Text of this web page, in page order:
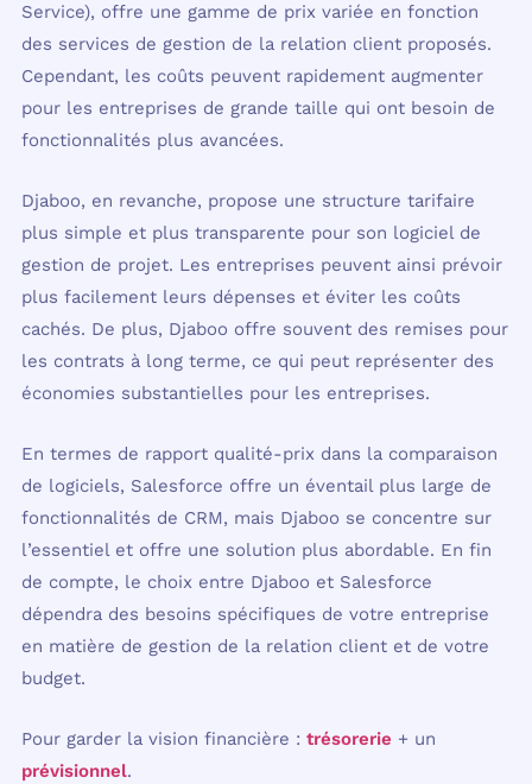
Service), offre une gamme de prix variée en fonction
des services de gestion de la relation client proposés.
Cependant, les coûts peuvent rapidement augmenter
pour les entreprises de grande taille qui ont besoin de
fonctionnalités plus avancées.
Djaboo, en revanche, propose une structure tarifaire
plus simple et plus transparente pour son logiciel de
gestion de projet. Les entreprises peuvent ainsi prévoir
plus facilement leurs dépenses et éviter les coûts
cachés. De plus, Djaboo offre souvent des remises pour
les contrats à long terme, ce qui peut représenter des
économies substantielles pour les entreprises.
En termes de rapport qualité-prix dans la comparaison
de logiciels, Salesforce offre un éventail plus large de
fonctionnalités de CRM, mais Djaboo se concentre sur
l’essentiel et offre une solution plus abordable. En fin
de compte, le choix entre Djaboo et Salesforce
dépendra des besoins spécifiques de votre entreprise
en matière de gestion de la relation client et de votre
budget.
Pour garder la vision financière : trésorerie + un
prévisionnel.